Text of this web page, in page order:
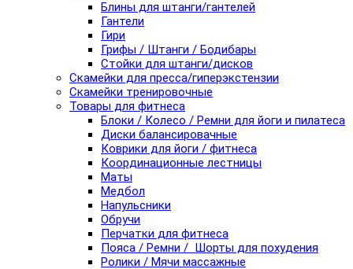
Блины для штанги/гантелей
Гантели
Гири
Грифы / Штанги / Бодибары
Стойки для штанги/дисков
Скамейки для пресса/гиперэкстензии
Скамейки тренировочные
Товары для фитнеса
Блоки / Колесо / Ремни для йоги и пилатеса
Диски балансировачные
Коврики для йоги / фитнеса
Координационные лестницы
Маты
Медбол
Напульсники
Обручи
Перчатки для фитнеса
Пояса / Ремни / Шорты для похудения
Ролики / Мячи массажные